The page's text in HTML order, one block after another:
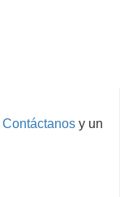
Contáctanos y un